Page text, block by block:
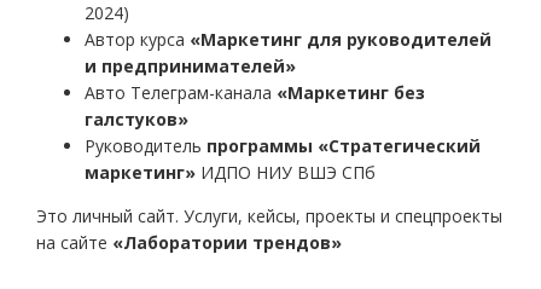
2024)
Автор курса «Маркетинг для руководителей
и предпринимателей»
Авто Телеграм-канала «Маркетинг без
галстуков»
Руководитель программы «Стратегический
маркетинг» ИДПО НИУ ВШЭ СПб
Это личный сайт. Услуги, кейсы, проекты и спецпроекты
на сайте «Лаборатории трендов»